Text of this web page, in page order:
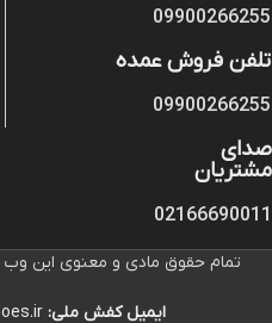
09900266255
تلفن فروش عمده
09900266255
صدای
مشتریان
02166690011
تمام حقوق مادی و معنوی این
ایمیل کفش ملی: